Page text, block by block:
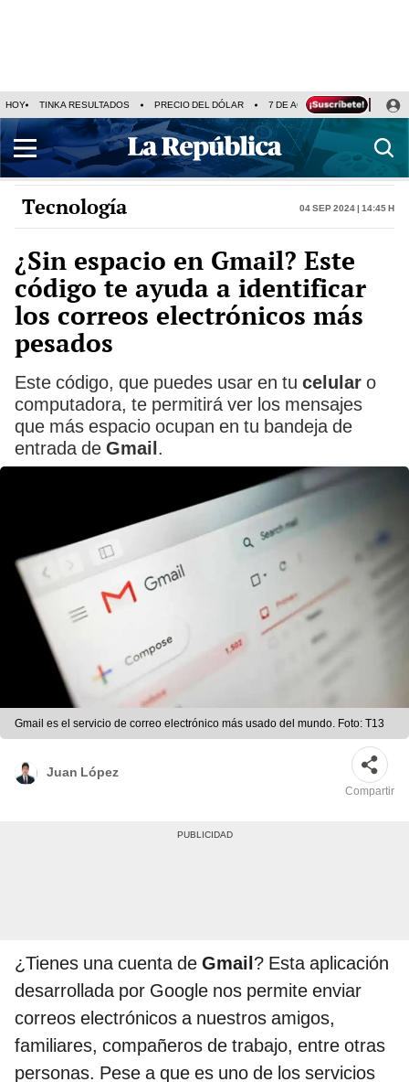
HOY TINKA RESULTADOS PRECIO DEL DÓLAR 7 DE AGOSTO OLLANTA
Tecnología 04 Sep 2024 | 14:45 h
¿Sin espacio en Gmail? Este
código te ayuda a identificar
los correos electrónicos más
pesados
Este código, que puedes usar en tu celular o
computadora, te permitirá ver los mensajes
que más espacio ocupan en tu bandeja de
entrada de Gmail.
Gmail es el servicio de correo electrónico más usado del mundo. Foto: T13
Juan López
Compartir
¿Tienes una cuenta de Gmail? Esta aplicación
desarrollada por Google nos permite enviar
correos electrónicos a nuestros amigos,
familiares, compañeros de trabajo, entre otras
personas. Pese a que es uno de los servicios